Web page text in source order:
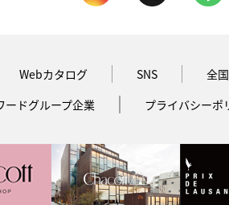
Webカタログ SNS
全
ードグループ企業
プライバシーポ